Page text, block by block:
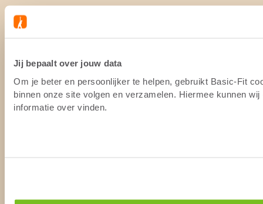
Jij bepaalt over jouw data
Om je beter en persoonlijker te helpen, gebruikt Basic-Fit
binnen onze site volgen en verzamelen. Hiermee kunnen
informatie over vinden.